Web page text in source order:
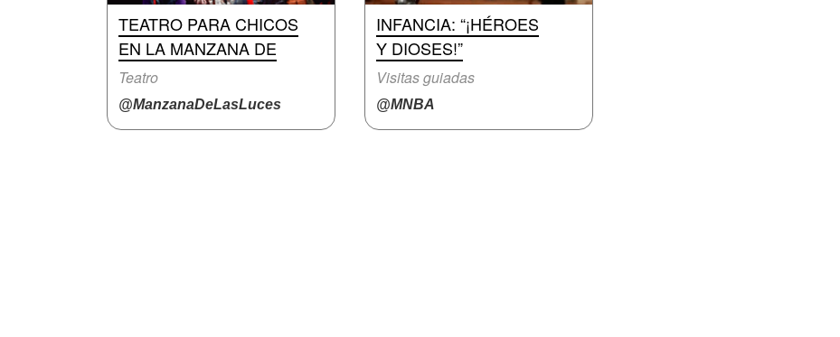
TEATRO PARA CHICOS
EN LA MANZANA DE
Teatro
@ManzanaDeLasLuces
INFANCIA: “¡HÉROES
Y DIOSES!”
Visitas guiadas
@MNBA